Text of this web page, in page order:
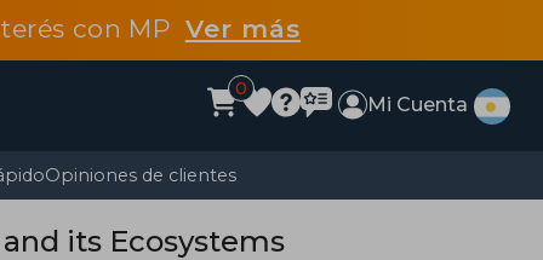
con MP Ver más
0
Mi Cuenta
Opiniones de clientes
its Ecosystems